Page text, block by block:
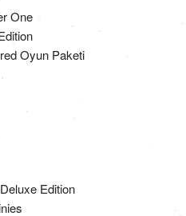
One
Oyun Paketi
Edition